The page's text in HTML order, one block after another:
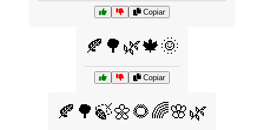
Copiar
🍂🌳🌿🍁🌞
Copiar
🍂🌳🍃🌼🌻🌈🌸🌿